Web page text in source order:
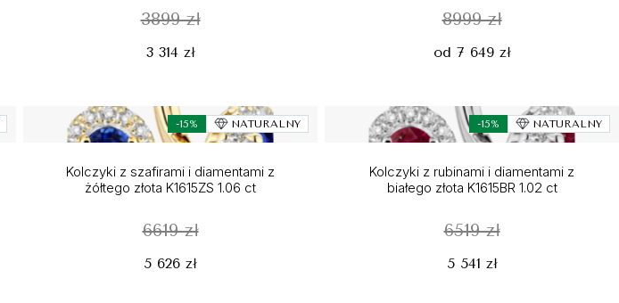
3899 zł
3 314 zł
8999 zł
od 7 649 zł
-15% NATURALNY
Kolczyki z szafirami i diamentami z
żółtego złota K1615ZS 1.06 ct
6619 zł
5 626 zł
-15% NATURALNY
Kolczyki z rubinami i diamentami z
białego złota K1615BR 1.02 ct
6519 zł
5 541 zł